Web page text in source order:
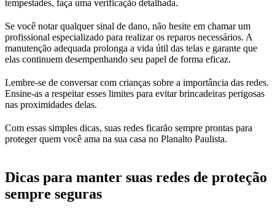
tempestades, faça uma verificação detalhada.
Se você notar qualquer sinal de dano, não hesite em chamar um
profissional especializado para realizar os reparos necessários. A
manutenção adequada prolonga a vida útil das telas e garante que
elas continuem desempenhando seu papel de forma eficaz.
Lembre-se de conversar com crianças sobre a importância das redes.
Ensine-as a respeitar esses limites para evitar brincadeiras perigosas
nas proximidades delas.
Com essas simples dicas, suas redes ficarão sempre prontas para
proteger quem você ama na sua casa no Planalto Paulista.
Dicas para manter suas redes de proteção
sempre seguras